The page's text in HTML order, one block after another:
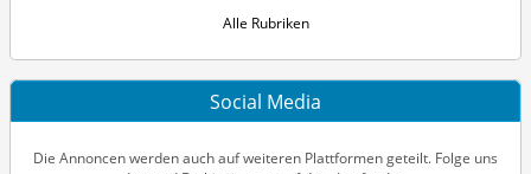
Alle Rubriken
Social Media
Die Annoncen werden auch auf weiteren Plattformen geteilt. Folge uns